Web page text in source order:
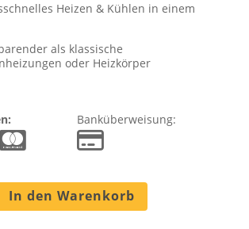
Heizen & Kühlen in einem
als klassische
oder Heizkörper
Banküberweisung:
In den Warenkorb